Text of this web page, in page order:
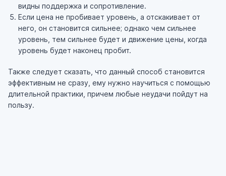
видны поддержка и сопротивление.
Если цена не пробивает уровень, а отскакивает от
него, он становится сильнее; однако чем сильнее
уровень, тем сильнее будет и движение цены, когда
уровень будет наконец пробит.
Также следует сказать, что данный способ становится
эффективным не сразу, ему нужно научиться с помощью
длительной практики, причем любые неудачи пойдут на
пользу.